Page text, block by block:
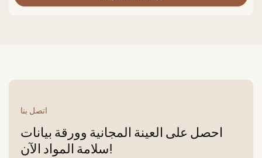
اتصل بنا
احصل على العينة المجانية وورقة بيانات
سلامة المواد الآن!